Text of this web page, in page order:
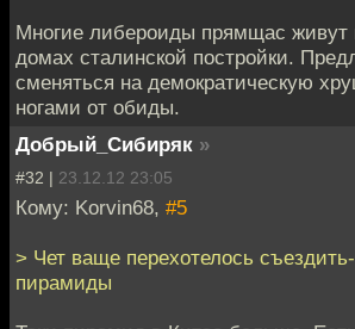
Многие либероиды прямщас живут
домах сталинской постройки.
сменяться на демократическую
ногами от обиды.
Добрый_Сибиряк »
#32 | 23.12.12 23:05
Кому: Korvin68, #5
> Чет ваще перехотелось
пирамиды